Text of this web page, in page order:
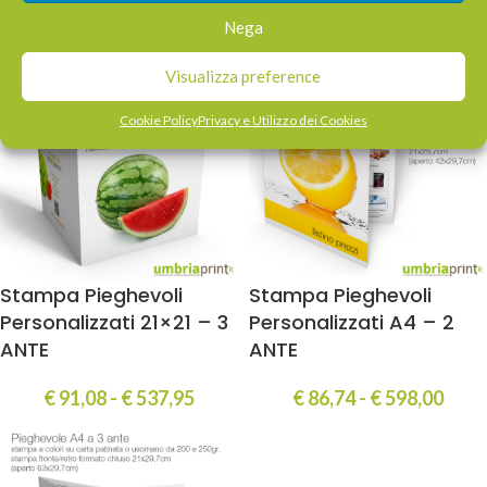
Nega
Visualizza preference
Cookie PolicyPrivacy e Utilizzo dei Cookies
Stampa Pieghevoli
Personalizzati 21×21 – 3
ANTE
€91,08- €537,95
Stampa Pieghevoli
Personalizzati A4 – 2
ANTE
€86,74- €598,00